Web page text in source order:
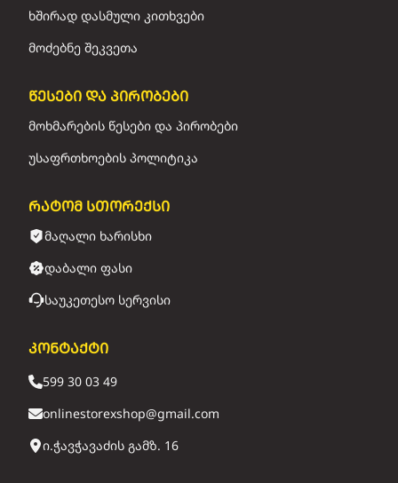
ხშირად დასმული კითხვები
მოძებნე შეკვეთა
წესები და პირობები
მოხმარების წესები და პირობები
უსაფრთხოების პოლიტიკა
რატომ სთორექსი
მაღალი ხარისხი
დაბალი ფასი
საუკეთესო სერვისი
კონტაქტი
599 30 03 49
onlinestorexshop@gmail.com
ი.ჭავჭავაძის გამზ. 16